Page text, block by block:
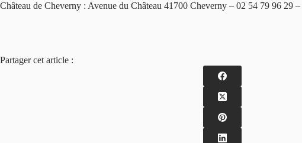
Château de Cheverny : Avenue du Château 41700 Cheverny – 02 54 79 96 29 –
Partager cet article :